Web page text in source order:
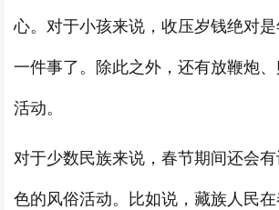
心。对于小孩来说，收压岁钱绝对
一件事了。除此之外，还有放鞭炮
活动。
对于少数民族来说，春节期间还会
色的风俗活动。比如说，藏族人民